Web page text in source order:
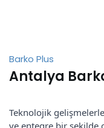
Barko Plus
Antalya
Teknolojik
ve entegre bir şekilde